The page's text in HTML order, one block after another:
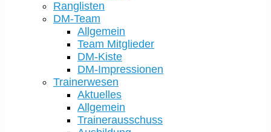
Ranglisten
DM-Team
Allgemein
Team Mitglieder
DM-Kiste
DM-Impressionen
Trainerwesen
Aktuelles
Allgemein
Trainerausschuss